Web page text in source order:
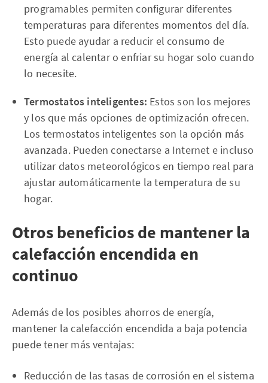
programables permiten configurar diferentes
temperaturas para diferentes momentos del día.
Esto puede ayudar a reducir el consumo de
energía al calentar o enfriar su hogar solo cuando
lo necesite.
Termostatos inteligentes: Estos son los mejores
y los que más opciones de optimización ofrecen.
Los termostatos inteligentes son la opción más
avanzada. Pueden conectarse a Internet e incluso
utilizar datos meteorológicos en tiempo real para
ajustar automáticamente la temperatura de su
hogar.
Otros beneficios de mantener la
calefacción encendida en
continuo
Además de los posibles ahorros de energía,
mantener la calefacción encendida a baja potencia
puede tener más ventajas:
Reducción de las tasas de corrosión en el sistema